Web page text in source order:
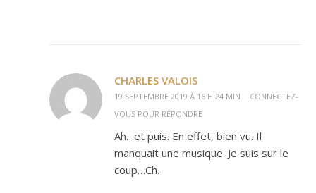
CHARLES VALOIS
19 SEPTEMBRE 2019 À 16 H 24 MIN
CONNECTEZ-
VOUS POUR RÉPONDRE
Ah…et puis. En effet, bien vu. Il
manquait une musique. Je suis sur le
coup…Ch.